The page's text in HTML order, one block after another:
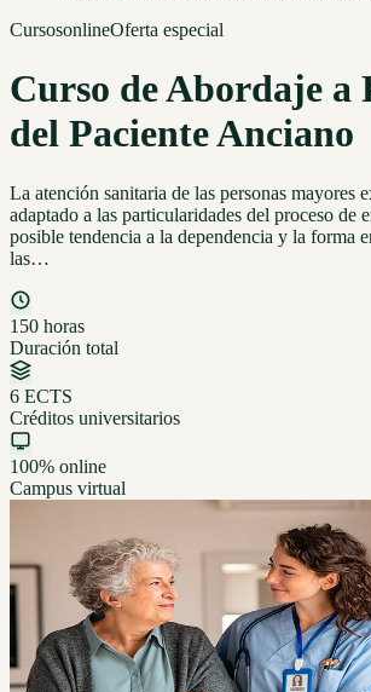
CursosonlineOferta especial
Curso de Abordaje a
del Paciente Anciano
La atención sanitaria de las personas mayores
adaptado a las particularidades del proceso de
posible tendencia a la dependencia y la forma
las…
150 horas
Duración total
6 ECTS
Créditos universitarios
100% online
Campus virtual